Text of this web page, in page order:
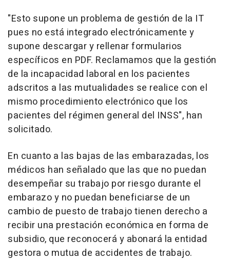
"Esto supone un problema de gestión de la IT
pues no está integrado electrónicamente y
supone descargar y rellenar formularios
específicos en PDF. Reclamamos que la gestión
de la incapacidad laboral en los pacientes
adscritos a las mutualidades se realice con el
mismo procedimiento electrónico que los
pacientes del régimen general del INSS", han
solicitado.
En cuanto a las bajas de las embarazadas, los
médicos han señalado que las que no puedan
desempeñar su trabajo por riesgo durante el
embarazo y no puedan beneficiarse de un
cambio de puesto de trabajo tienen derecho a
recibir una prestación económica en forma de
subsidio, que reconocerá y abonará la entidad
gestora o mutua de accidentes de trabajo.